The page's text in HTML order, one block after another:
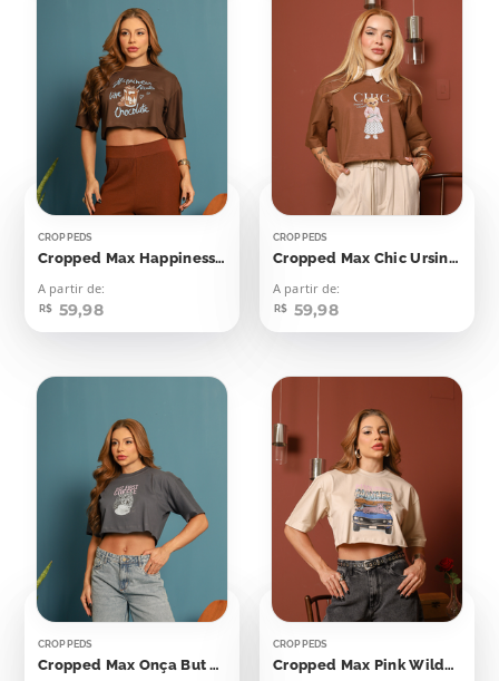
CROPPEDS
Cropped Max Happiness Tastes Like Chocolate
A partir de:
R$ 59,98
CROPPEDS
Cropped Max Chic Ursinha
A partir de:
R$ 59,98
CROPPEDS
Cropped Max Onça But First Coffee
CROPPEDS
Cropped Max Pink Wilderness